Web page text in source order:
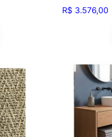
R$ 3.576,00